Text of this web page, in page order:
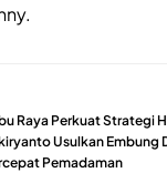
Raya Perkuat Strategi
Usulkan Embung
Pemadaman